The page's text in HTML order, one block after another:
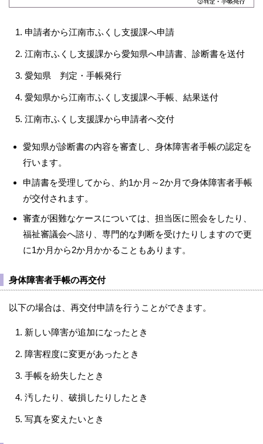
申請者から江南市ふくし支援課へ申請
江南市ふくし支援課から愛知県へ申請書、診断書を送付
愛知県 判定・手帳発行
愛知県から江南市ふくし支援課へ手帳、結果送付
江南市ふくし支援課から申請者へ交付
愛知県が診断書の内容を審査し、身体障害者手帳の認定を
行います。
申請書を受理してから、約1か月～2か月で身体障害者手帳
が交付されます。
審査が困難なケースについては、担当医に照会をしたり、
福祉審議会へ諮り、専門的な判断を受けたりしますので更
に1か月から2か月かかることもあります。
身体障害者手帳の再交付
以下の場合は、再交付申請を行うことができます。
新しい障害が追加になったとき
障害程度に変更があったとき
手帳を紛失したとき
汚したり、破損したりしたとき
写真を変えたいとき